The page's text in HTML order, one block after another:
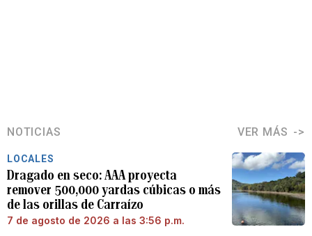
NOTICIAS VER MÁS
LOCALES
Dragado en seco: AAA proyecta
remover 500,000 yardas cúbicas o más
de las orillas de Carraízo
7 de agosto de 2026 a las 3:56 p.m.